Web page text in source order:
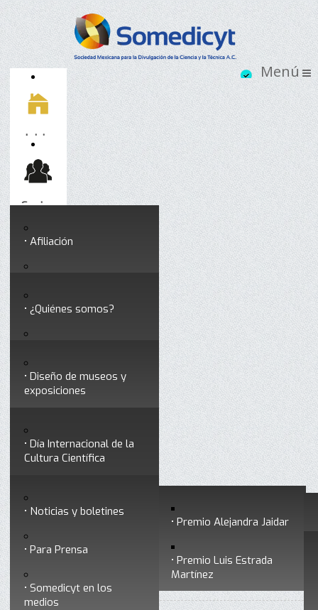
Inicio
Socios
Afiliación
Testimonios
Socios vigentes
Somedicyt
¿Quiénes somos?
Consejo Directivo
profesionales
Premios a divulgadores Premio Alejandra Jaidar
Premio Luis Estrada
Martínez
Servicios
Diseño de museos y
exposiciones
formar divulgadores
Día Internacional de la
Cultura Científica
Ciencia y Tecnología
Noticias y boletines
Para Prensa
Somedicyt en los
medios
Contacto
Radio Somedicyt
•